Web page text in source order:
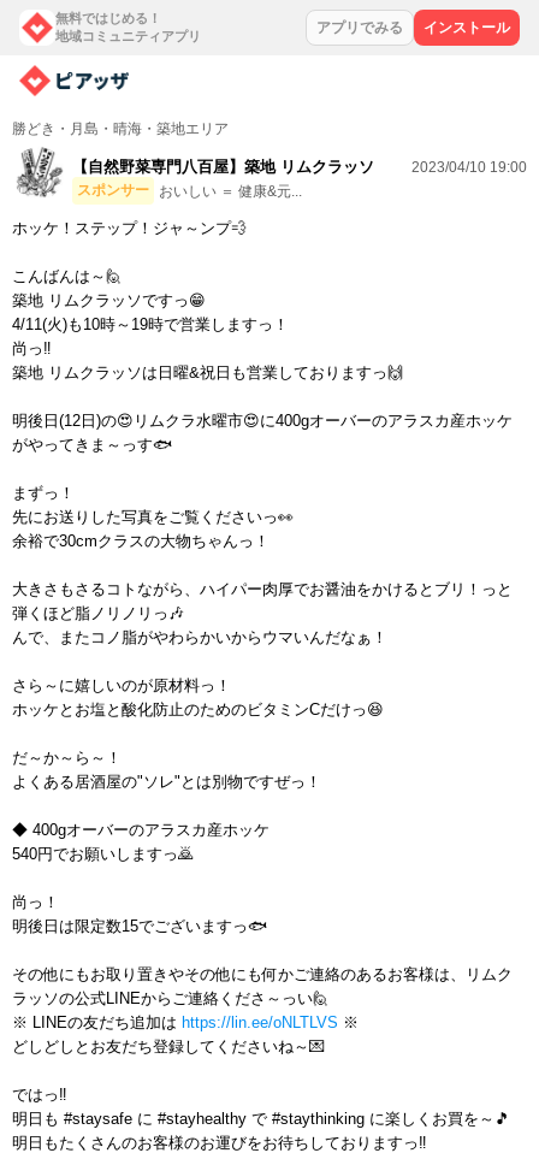
無料ではじめる！
地域コミュニティアプリ
アプリでみる インストール
勝どき・月島・晴海・築地エリア
【自然野菜専門八百屋】築地 リムクラッソ
スポンサー おいしい ＝ 健康&元...
2023/04/10 19:00
ホッケ！ステップ！ジャ～ンプ💨
こんばんは～🙋
築地 リムクラッソですっ😁
4/11(火)も10時～19時で営業しますっ！
尚っ‼
築地 リムクラッソは日曜&祝日も営業しておりますっ🙌
明後日(12日)の😍リムクラ水曜市😍に400gオーバーのアラスカ産ホッケ
がやってきま～っす🐟
まずっ！
先にお送りした写真をご覧くださいっ👀
余裕で30cmクラスの大物ちゃんっ！
大きさもさるコトながら、ハイパー肉厚でお醤油をかけるとブリ！っと
弾くほど脂ノリノリっ🎶
んで、またコノ脂がやわらかいからウマいんだなぁ！
さら～に嬉しいのが原材料っ！
ホッケとお塩と酸化防止のためのビタミンCだけっ😆
だ～か～ら～！
よくある居酒屋の"ソレ"とは別物ですぜっ！
◆ 400gオーバーのアラスカ産ホッケ
540円でお願いしますっ🙇
尚っ！
明後日は限定数15でございますっ🐟
その他にもお取り置きやその他にも何かご連絡のあるお客様は、リムク
ラッソの公式LINEからご連絡くださ～っい🙋
※ LINEの友だち追加は https://lin.ee/oNLTLVS ※
どしどしとお友だち登録してくださいね～💌
ではっ‼️
明日も #staysafe に #stayhealthy で #staythinking に楽しくお買を～🎵
明日もたくさんのお客様のお運びをお待ちしておりますっ‼️